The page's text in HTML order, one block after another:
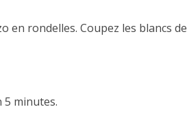
en rondelles. Coupez les blancs de
5 minutes.